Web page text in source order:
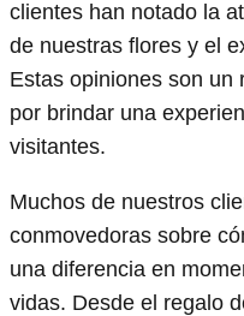
clientes han notado la
de nuestras flores y el
Estas opiniones son un
por brindar una
visitantes.
Muchos de nuestros
conmovedoras sobre
una diferencia en
vidas. Desde el regalo